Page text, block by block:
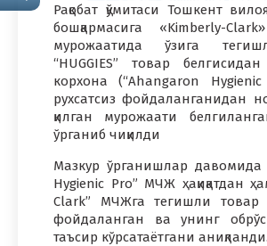
Рақобат қўмитаси Тошкент
бошқармасига «Kimberly-
мурожаатида ўзига
“HUGGIES” товар
корхона (“Ahangaron
рухсатсиз фойдаланганидан
қилган мурожаати
ўрганиб чиқилди
Мазкур ўрганишлар давомида
Hygienic Pro” МЧЖ ҳақиқатдан
Clark” МЧЖга тегишли товар
фойдаланган ва унинг
таъсир кўрсатаётгани аниқланди.